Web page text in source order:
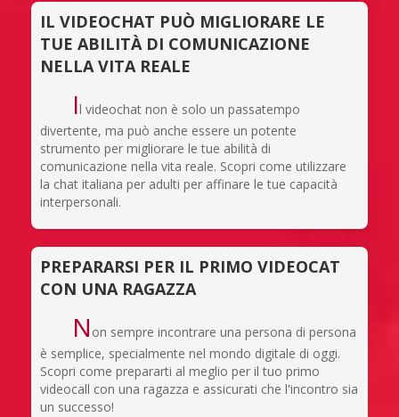
IL VIDEOCHAT PUÒ MIGLIORARE LE
TUE ABILITÀ DI COMUNICAZIONE
NELLA VITA REALE
Il videochat non è solo un passatempo
divertente, ma può anche essere un potente
strumento per migliorare le tue abilità di
comunicazione nella vita reale. Scopri come utilizzare
la chat italiana per adulti per affinare le tue capacità
interpersonali.
PREPARARSI PER IL PRIMO VIDEOCAT
CON UNA RAGAZZA
N on sempre incontrare una persona di persona
è semplice, specialmente nel mondo digitale di oggi.
Scopri come prepararti al meglio per il tuo primo
videocall con una ragazza e assicurati che l'incontro sia
un successo!